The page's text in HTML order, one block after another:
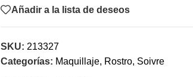
Añadir a la lista de deseos
SKU: 213327
Categorías: Maquillaje, Rostro, Soivre